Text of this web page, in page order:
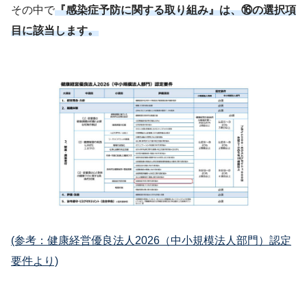
その中で『感染症予防に関する取り組み』は、⑯の選択項
目に該当します。
(参考：健康経営優良法人2026（中小規模法人部門）認定
要件より)